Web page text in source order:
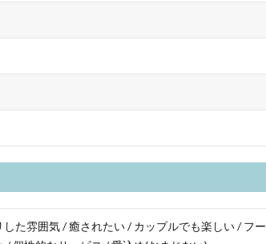
た雰囲気 / 癒されたい / カップルでも楽しい / フー